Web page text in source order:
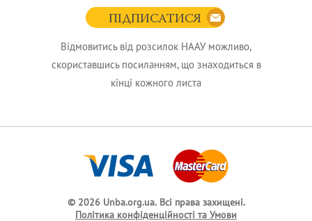
ПІДПИСАТИСЯ
Відмовитись від розсилок НААУ можливо,
скориставшись посиланням, що знаходиться в
кінці кожного листа
© 2026 Unba.org.ua. Всі права захищені.
Політика конфіденційності та Умови